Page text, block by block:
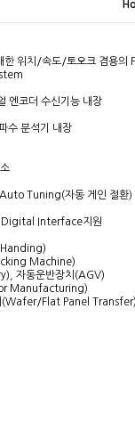
위치/속도/토오크 겸용의
엔코더 수신기능 내장
수 분석기 내장
Tuning(자동 게인 절환)
Digital Interface지원
Machine)
자동운반장치(AGV)
Manufacturing)
(Wafer/Flat Panel